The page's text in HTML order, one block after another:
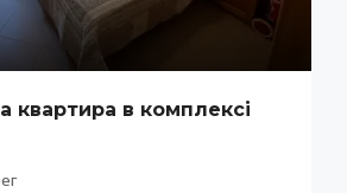
квартира в комплексі